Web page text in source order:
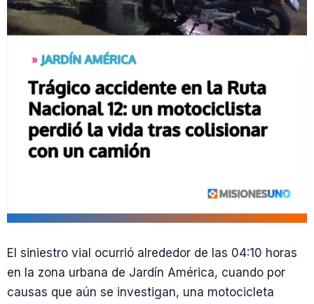
El siniestro vial ocurrió alrededor de las 04:10 horas
en la zona urbana de Jardín América, cuando por
causas que aún se investigan, una motocicleta